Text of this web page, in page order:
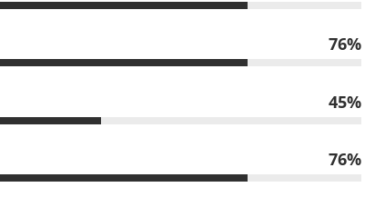
76
45
76